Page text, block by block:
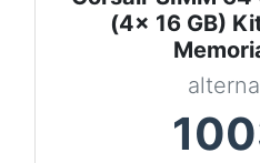
(4x 16 GB)